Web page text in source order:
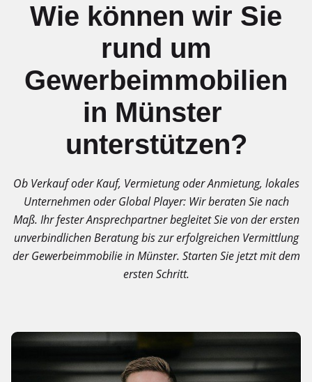
Wie können wir Sie
rund um
Gewerbeimmobilien
in Münster
unterstützen?
Ob Verkauf oder Kauf, Vermietung oder Anmietung, lokales
Unternehmen oder Global Player: Wir beraten Sie nach
Maß. Ihr fester Ansprechpartner begleitet Sie von der ersten
unverbindlichen Beratung bis zur erfolgreichen Vermittlung
der Gewerbeimmobilie in Münster. Starten Sie jetzt mit dem
ersten Schritt.